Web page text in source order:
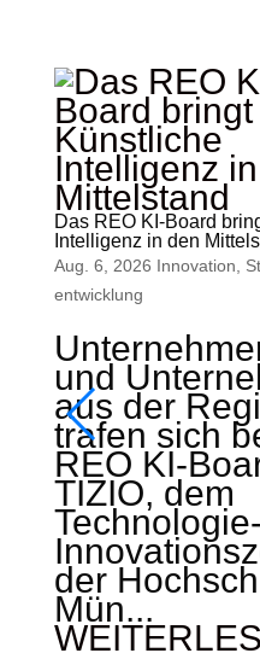
Das REO KI-Board
Intelligenz in den
Aug. 6, 2026 Innovation
entwicklung
und
aus der
trafen sich
REO KI-
TIZIO, dem
der
Mün...